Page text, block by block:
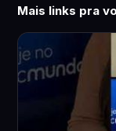
Mais links pra